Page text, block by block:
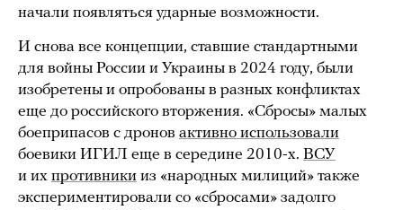
начали появляться ударные возможности.
И снова все концепции, ставшие стандартными
для войны России и Украины в 2024 году, были
изобретены и опробованы в разных конфликтах
еще до российского вторжения. «Сбросы» малых
боеприпасов с дронов активно использовали
боевики ИГИЛ еще в середине 2010-х. ВСУ
и их противники из «народных милиций» также
экспериментировали со «сбросами» задолго